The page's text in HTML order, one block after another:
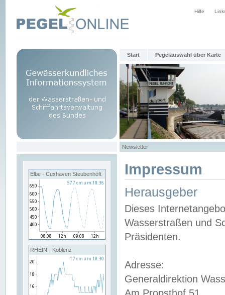
Hilfe
Start Pegelauswahl über Karte
Newsletter
Elbe - Cuxhaven Steubenhöft
RHEIN - Koblenz
Impressum
Herausgeber
Dieses
Wasserstraßen und
Präsidenten.
Adresse:
Generaldirektion